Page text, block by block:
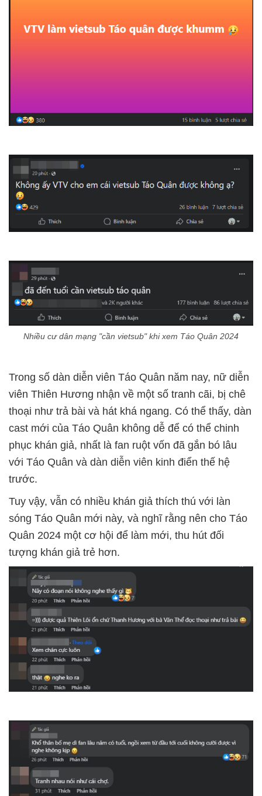
Nhiều cư dân mạng "cần vietsub" khi xem Táo Quân 2024
Trong số dàn diễn viên Táo Quân năm nay, nữ diễn
viên Thiên Hương nhận về một số tranh cãi, bị chê
thoại như trả bài và hát khá ngang. Có thể thấy, dàn
cast mới của Táo Quân không dễ để có thể chinh
phục khán giả, nhất là fan ruột vốn đã gắn bó lâu
với Táo Quân và dàn diễn viên kinh điển thế hệ
trước.
Tuy vậy, vẫn có nhiều khán giả thích thú với làn
sóng Táo Quân mới này, và nghĩ rằng nên cho Táo
Quân 2024 một cơ hội để làm mới, thu hút đối
tượng khán giả trẻ hơn.